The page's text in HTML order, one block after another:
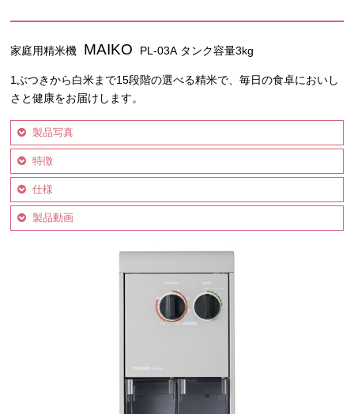
家庭用精米機 MAIKO PL-03A タンク容量3kg
1ぶつきから白米まで15段階の選べる精米で、毎日の食卓においし
さと健康をお届けします。
製品写真
特徴
仕様
製品動画